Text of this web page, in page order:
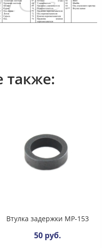
также:
Втулка задержки МР-153
50 руб.